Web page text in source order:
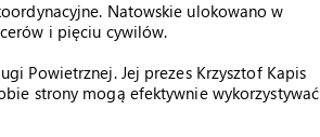
Natowskie ulokowano w
i pięciu cywilów.
Powietrznej. Jej prezes Krzysztof Kapis
strony mogą efektywnie wykorzystywać